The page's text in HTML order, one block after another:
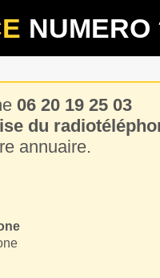
NUMERO
06 20 19 25 03
du
annuaire.